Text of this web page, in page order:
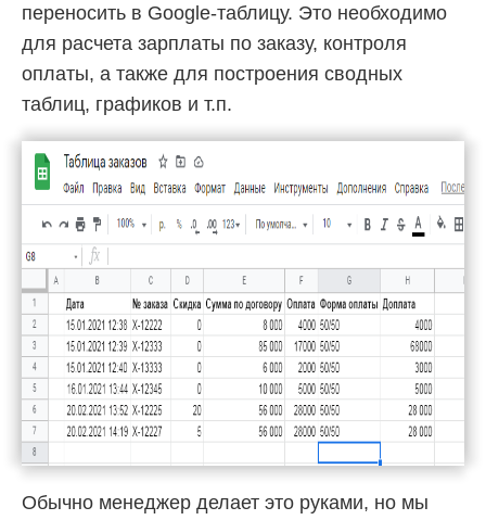
переносить в Google-таблицу. Это необходимо
для расчета зарплаты по заказу, контроля
оплаты, а также для построения сводных
таблиц, графиков и т.п.
Обычно менеджер делает это руками, но мы